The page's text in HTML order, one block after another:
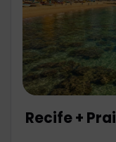
Recife +